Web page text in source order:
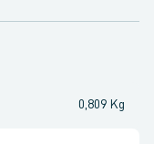
0,809 Kg